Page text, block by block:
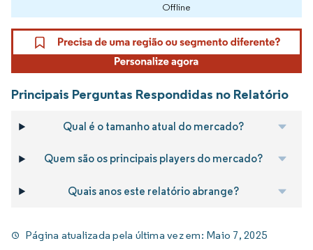
Offline
Principais Perguntas Respondidas no Relatório
Qual é o tamanho atual do mercado?
Quem são os principais players do mercado?
Quais anos este relatório abrange?
Página atualizada pela última vez em: Maio 7, 2025